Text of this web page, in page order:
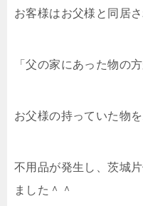
お客様はお父様と同居
「父の家にあった物の
お父様の持っていた物
不用品が発生し、茨城
ました＾＾